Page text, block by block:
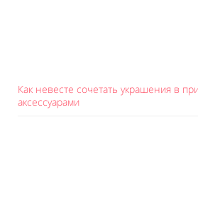
Как невесте сочетать украшения в
аксессуарами